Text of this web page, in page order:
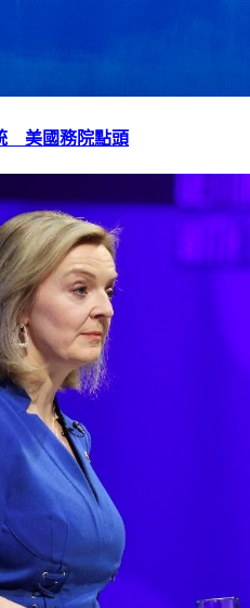
美國務院點頭